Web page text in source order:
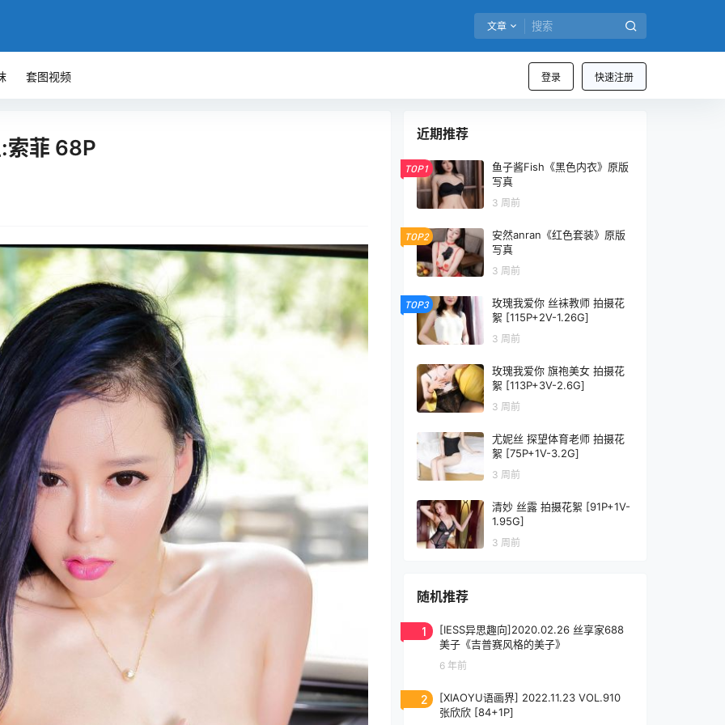
文章
登录 快速注册
套图视频
索菲 68P
近期推荐
TOP1
鱼子酱Fish《黑色内衣》原版
写真
3 周前
TOP2
安然anran《红色套装》原版
写真
3 周前
TOP3
玫瑰我爱你 丝袜教师 拍摄花
絮 [115P+2V-1.26G]
3 周前
玫瑰我爱你 旗袍美女 拍摄花
絮 [113P+3V-2.6G]
3 周前
尤妮丝 探望体育老师 拍摄花
絮 [75P+1V-3.2G]
3 周前
清妙 丝露 拍摄花絮 [91P+1V-
1.95G]
3 周前
随机推荐
1
[IESS异思趣向]2020.02.26 丝享家688
美子《吉普赛风格的美子》
6 年前
2
[XIAOYU语画界] 2022.11.23 VOL.910
张欣欣 [84+1P]